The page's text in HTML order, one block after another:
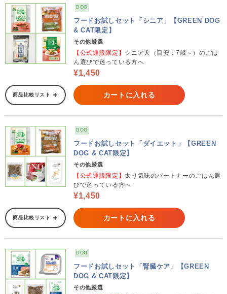
DOG
フードお試しセット「シニア」【GREEN DOG
& CAT限定】
その他厳選
【公式通販限定】 シニア犬（目安：7歳～）のごは
ん選びで迷っている方へ
¥1,450
商品比較リスト カートに入れる
DOG
フードお試しセット「ダイエット」【GREEN
DOG & CAT限定】
その他厳選
【公式通販限定】太り気味のパートナーのごはん選
びで迷っている方へ
¥1,450
商品比較リスト カートに入れる
DOG
フードお試しセット「腎臓ケア」【GREEN
DOG & CAT限定】
その他厳選